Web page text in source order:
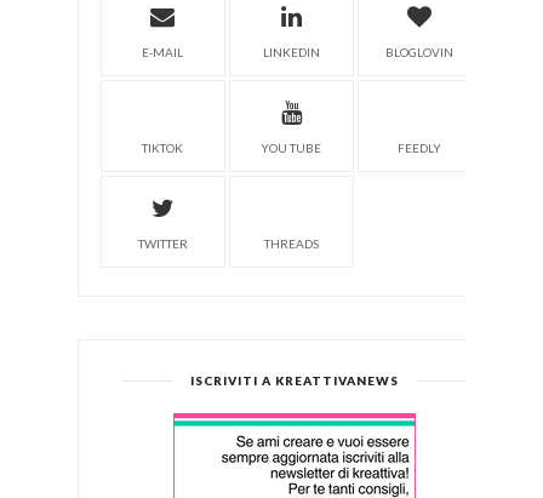
E-MAIL LINKEDIN BLOGLOVIN
TIKTOK YOU TUBE FEEDLY
TWITTER THREADS
ISCRIVITI A KREATTIVANEWS